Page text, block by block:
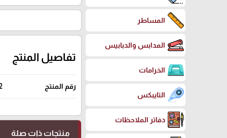
المساطر
المدابس والدبابيس
الخرامات
التايبكس
دفاتر الملاحظات
تفاصيل المنتج
رقم المنتج
منتجات ذات صلة